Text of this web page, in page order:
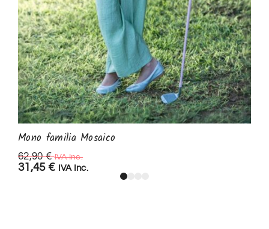
Mono familia Mosaico
62,90€ IVA Inc.
31,45 € IVA Inc.